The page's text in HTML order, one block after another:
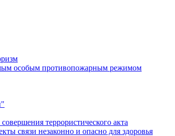
особым противопожарным режимом
террористического акта
связи незаконно и опасно для здоровья